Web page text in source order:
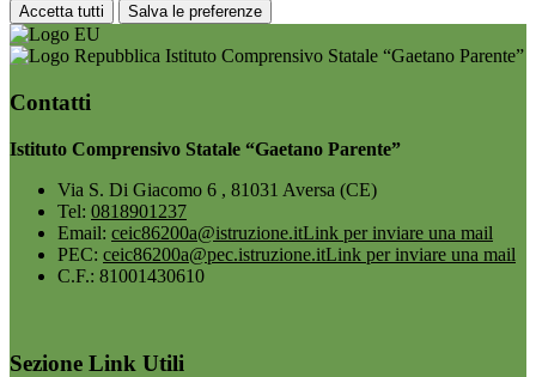
Accetta tutti Salva le preferenze
Istituto Comprensivo Statale “Gaetano Parente”
Contatti
Istituto Comprensivo Statale “Gaetano Parente”
Via S. Di Giacomo 6 , 81031 Aversa (CE)
Tel: 0818901237
Email: ceic86200a@istruzione.itLink per inviare una mail
PEC: ceic86200a@pec.istruzione.itLink per inviare una mail
C.F.: 81001430610
Sezione Link Utili